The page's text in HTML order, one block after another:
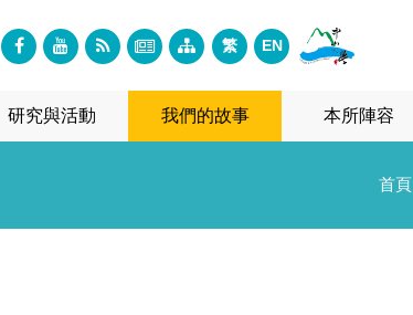
繁 EN
研究與活動 我們的故事 本所陣容
首頁